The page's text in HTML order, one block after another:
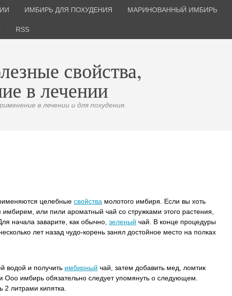
ИМБИРЬ ДЛЯ ПОХУДЕНИЯ МАРИНОВАННЫЙ ИМБИРЬ
RSS
свойства,
в лечении
в лечении и для похудения.
целебные свойства молотого имбиря. Если вы хоть
или пили ароматный чай со стружками этого растения,
начала заварите, как обычно, зеленый чай.
В конце процедуры
лет назад чудо-корень занял достойное место на полках
водой и получить имбирный чай, затем добавить мед, ломтик
Ооо имбирь обязательно следует упомянуть о следующем.
2 литрами кипятка.